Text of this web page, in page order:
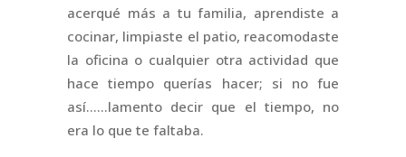
acerqué más a tu familia, aprendiste a
cocinar, limpiaste el patio, reacomodaste
la oficina o cualquier otra actividad que
hace tiempo querías hacer; si no fue
así……lamento decir que el tiempo, no
era lo que te faltaba.